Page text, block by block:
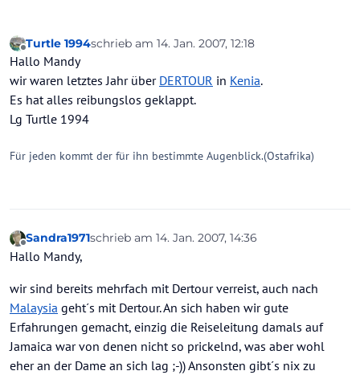
Offline
Turtle 1994schrieb am 14. Jan. 2007, 12:18
zuletzt editiert von
Hallo Mandy
wir waren letztes Jahr über DERTOUR in Kenia.
Es hat alles reibungslos geklappt.
Lg Turtle 1994
Für jeden kommt der für ihn bestimmte Augenblick.(Ostafrika)
Offline
Sandra1971schrieb am 14. Jan. 2007, 14:36
zuletzt editiert von
Hallo Mandy,
wir sind bereits mehrfach mit Dertour verreist, auch nach
Malaysia geht´s mit Dertour. An sich haben wir gute
Erfahrungen gemacht, einzig die Reiseleitung damals auf
Jamaica war von denen nicht so prickelnd, was aber wohl
eher an der Dame an sich lag ;-)) Ansonsten gibt´s nix zu